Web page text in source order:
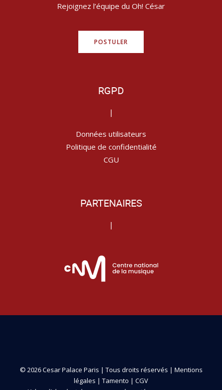
Rejoignez l’équipe du Oh! César
POSTULER
RGPD
|
Données utilisateurs
Politique de confidentialité
CGU
PARTENAIRES
|
© 2026 Cesar Palace Paris | Tous droits réservés | Mentions
légales | Tamento | CGV